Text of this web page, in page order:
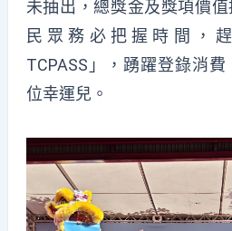
未抽出，總獎金及獎項價
民眾務必把握時間，
TCPASS」，踴躍登錄消
位幸運兒。